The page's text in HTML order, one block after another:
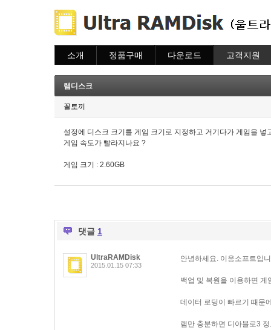
소개 정품구매
이용안내
다운로드 고객지원
질문하기
램디스크
꼴토끼
설정에 디스크 크기를 게임 크기로 지정하고 거기다가 게임을 넣
게임 속도가 빨라지나요 ?
게임 크기 : 2.60GB
댓글 1
UltraRAMDisk
2015.01.15 07:33
안녕하세요. 이응소프트입
백업 및 복원을 이용하면 게
데이터 로딩이 빠르기 때문
램만 충분하면 디아블로3